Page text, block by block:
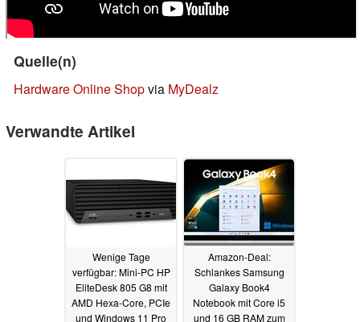
Quelle(n)
Hardware Online Shopvia MyDealz
Verwandte Artikel
Wenige Tage
verfügbar: Mini-PC HP
EliteDesk 805 G8 mit
AMD Hexa-Core, PCIe
und Windows 11 Pro
Amazon-Deal:
Schlankes Samsung
Galaxy Book4
Notebook mit Core i5
und 16 GB RAM zum